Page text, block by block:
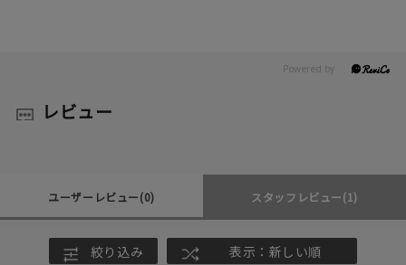
レビュー
ユーザーレビュー(0) スタッフレビュー(1)
絞り込み 表示：新しい順